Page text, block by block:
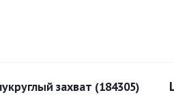
захват (184305)